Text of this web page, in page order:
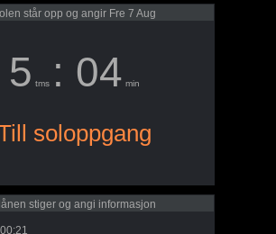
står opp og angir Fre 7 Aug
5 tms : 04 min
soloppgang
stiger og angi informasjon